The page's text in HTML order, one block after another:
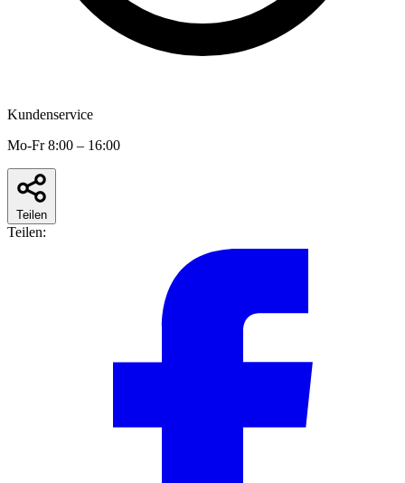
Kundenservice
Mo-Fr 8:00 – 16:00
Teilen
Teilen: